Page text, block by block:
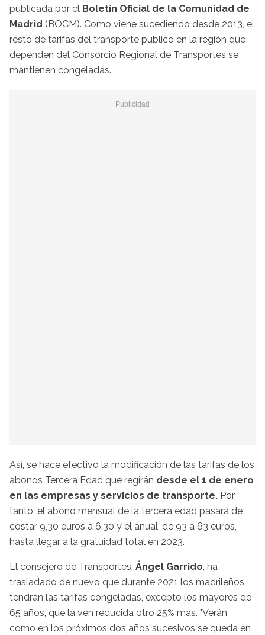
publicada por el Boletín Oficial de la Comunidad de
Madrid (BOCM). Como viene sucediendo desde 2013, el
resto de tarifas del transporte público en la región que
dependen del Consorcio Regional de Transportes se
mantienen congeladas.
Así, se hace efectivo la modificación de las tarifas de los
abonos Tercera Edad que regirán desde el 1 de enero
en las empresas y servicios de transporte. Por
tanto, el abono mensual de la tercera edad pasará de
costar 9,30 euros a 6,30 y el anual, de 93 a 63 euros,
hasta llegar a la gratuidad total en 2023.
El consejero de Transportes, Ángel Garrido, ha
trasladado de nuevo que durante 2021 los madrileños
tendrán las tarifas congeladas, excepto los mayores de
65 años, que la ven reducida otro 25% más. "Verán
como en los próximos dos años sucesivos se queda en